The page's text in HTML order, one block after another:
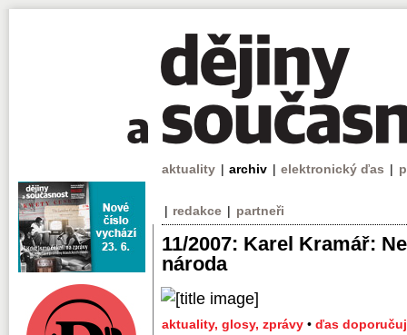
aktuality | archiv | elektronický ďas |
| redakce | partneři
11/2007: Karel Kramář:
národa
aktuality, glosy, zprávy • ďas